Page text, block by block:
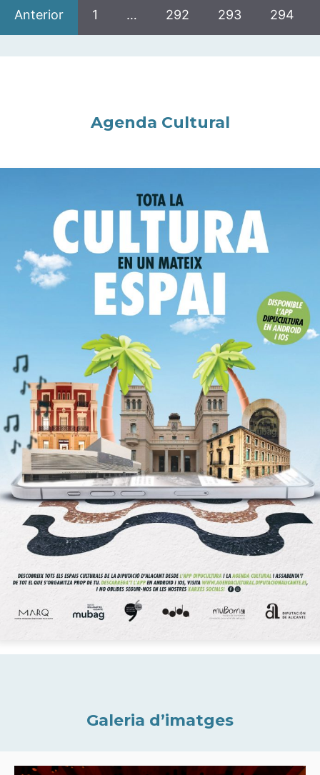
Anterior 1 … 292 293 294
Agenda Cultural
Galeria d’imatges